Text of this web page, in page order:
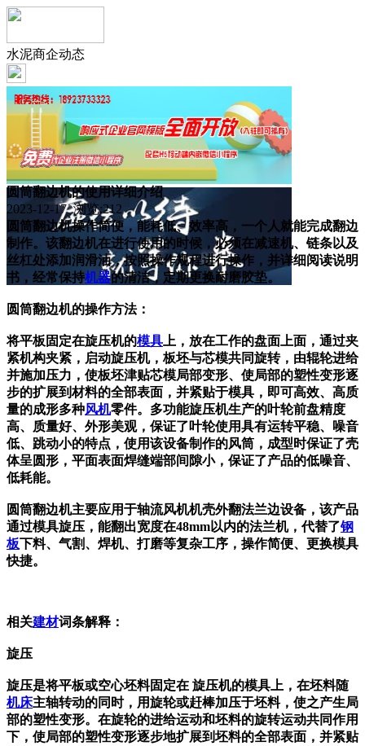
水泥商企动态
圆筒翻边机的使用详细介绍
2023-12-17 浏览:212
圆筒翻边机操作简便，能耗低、效率高，一个人就能完成翻边
制作。该翻边机在进行使用的时候，必须在减速机、链条以及
丝杠处添加润滑油，按照操作规程进行操作，并详细阅读说明
书，经常保持机器的清洁，定期更换耐磨胶垫。
圆筒翻边机的操作方法：
将平板固定在旋压机的模具 上，放在工作的盘面上面，通过夹
紧机构夹紧，启动旋压机，板坯与芯模共同旋转，由辊轮进给
并施加压力，使板坯津贴芯模局部变形、使局部的塑性变形逐
步的扩展到材料的全部表面，并紧贴于模具，即可高效、高质
量的成形多种风机零件。多功能旋压机生产的叶轮前盘精度
高、质量好、外形美观，保证了叶轮使用具有运转平稳、噪音
低、跳动小的特点，使用该设备制作的风筒，成型时保证了壳
体呈圆形，平面表面焊缝端部间隙小，保证了产品的低噪音、
低耗能。
圆筒翻边机主要应用于轴流风机机壳外翻法兰边设备，该产品
通过模具旋压，能翻出宽度在48mm以内的法兰机，代替了钢
板下料、气割、焊机、打磨等复杂工序，操作简便、更换模具
快捷。
相关建材词条解释：
旋压
旋压是将平板或空心坯料固定在 旋压机的模具上，在坯料随
机床主轴转动的同时，用旋轮或赶棒加压于坯料，使之产生局
部的塑性变形。在旋轮的进给运动和坯料的旋转运动共同作用
下，使局部的塑性变形逐步地扩展到坯料的全部表面，并紧贴